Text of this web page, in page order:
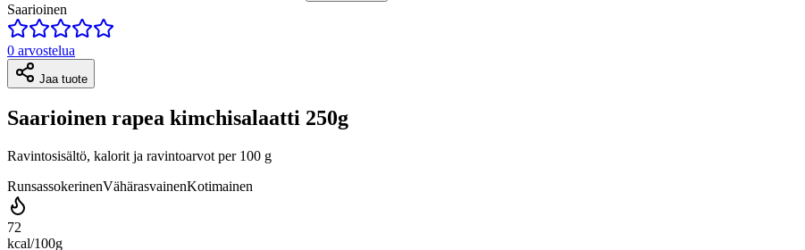
Saarioinen
0 arvostelua
Jaa tuote
Saarioinen rapea kimchisalaatti 250g
Ravintosisältö, kalorit ja ravintoarvot per 100 g
RunsassokerinenVähärasvainenKotimainen
72
kcal/100g